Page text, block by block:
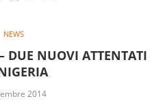
NEWS
DUE NUOVI ATTENTATI
2014